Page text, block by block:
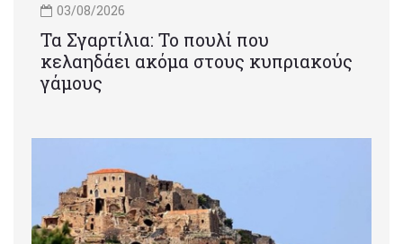
03/08/2026
Τα Σγαρτίλια: Το πουλί που
κελαηδάει ακόμα στους κυπριακούς
γάμους